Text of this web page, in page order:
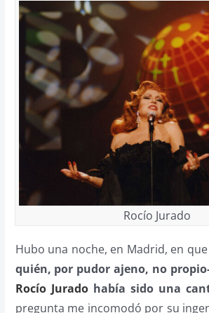
Rocío Jurado
Hubo una noche, en Madrid, en
quién, por pudor ajeno, no
Rocío Juradohabía sido una
pregunta me incomodó por su